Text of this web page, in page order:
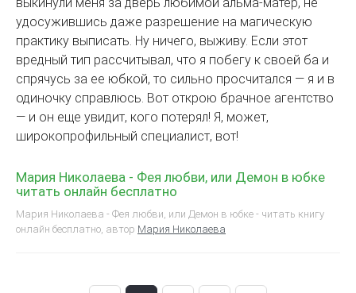
выкинули меня за дверь любимой альма-матер, не
удосужившись даже разрешение на магическую
практику выписать. Ну ничего, выживу. Если этот
вредный тип рассчитывал, что я побегу к своей ба и
спрячусь за ее юбкой, то сильно просчитался — я и в
одиночку справлюсь. Вот открою брачное агентство
— и он еще увидит, кого потерял! Я, может,
широкопрофильный специалист, вот!
Мария Николаева - Фея любви, или Демон в юбке
читать онлайн бесплатно
Мария Николаева - Фея любви, или Демон в юбке - читать книгу
онлайн бесплатно, автор Мария Николаева